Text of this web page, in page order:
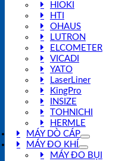
HIOKI
HTI
OHAUS
LUTRON
ELCOMETER
VICADI
YATO
LaserLiner
KingPro
INSIZE
TOHNICHI
HERMLE
MÁY DÒ CÁP
MÁY ĐO KHÍ
MÁY ĐO BỤI